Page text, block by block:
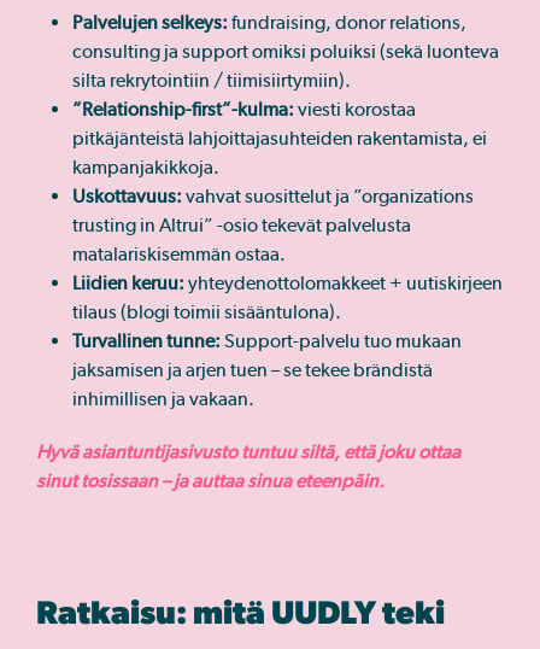
Palvelujen selkeys: fundraising, donor relations,
consulting ja support omiksi poluiksi (sekä luonteva
silta rekrytointiin / tiimisiirtymiin).
”Relationship-first”-kulma: viesti korostaa
pitkäjänteistä lahjoittajasuhteiden rakentamista, ei
kampanjakikkoja.
Uskottavuus: vahvat suosittelut ja ”organizations
trusting in Altrui” -osio tekevät palvelusta
matalariskisemmän ostaa.
Liidien keruu: yhteydenottolomakkeet + uutiskirjeen
tilaus (blogi toimii sisääntulona).
Turvallinen tunne: Support-palvelu tuo mukaan
jaksamisen ja arjen tuen – se tekee brändistä
inhimillisen ja vakaan.
Hyvä asiantuntijasivusto tuntuu siltä, että joku ottaa
sinut tosissaan – ja auttaa sinua eteenpäin.
Ratkaisu: mitä UUDLY teki